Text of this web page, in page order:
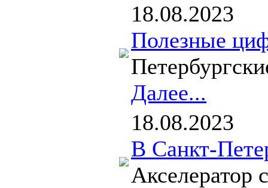
18.08.2023
Полезные
Далее...
18.08.2023
В Санкт-
Акселератор